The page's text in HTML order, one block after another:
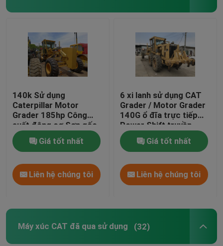
140k Sử dụng
Caterpillar Motor
Grader 185hp Công
suất động cơ Sơn gốc
Giá tốt nhất
Liên hệ chúng tôi
6 xi lanh sử dụng CAT
Grader / Motor Grader
140G ổ đĩa trực tiếp
Power Shift truyền
Giá tốt nhất
Liên hệ chúng tôi
Máy xúc CAT đã qua sử dụng (32)